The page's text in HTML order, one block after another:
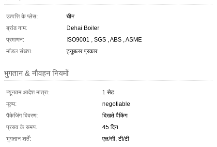
उत्पत्ति के प्लेस:
चीन
ब्रांड नाम:
Dehai Boiler
प्रमाणन:
ISO9001 , SGS , ABS , ASME
मॉडल संख्या:
ट्यूबलर प्रकार
भुगतान & नौवहन नियमों
न्यूनतम आदेश मात्रा:
1 सेट
मूल्य:
negotiable
पैकेजिंग विवरण:
दिखते पैकिंग
प्रसव के समय:
45 दिन
भुगतान शर्तें:
एल/सी, टी/टी